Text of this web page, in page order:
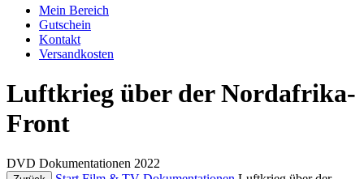
Mein Bereich
Gutschein
Kontakt
Versandkosten
Luftkrieg über der Nordafrika-
Front
DVD Dokumentationen 2022